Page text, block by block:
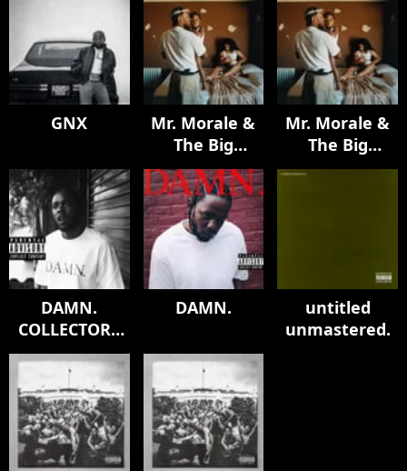
GNX
Mr. Morale &
The Big
Steppers
Mr. Morale &
The Big
Steppers
DAMN.
COLLECTORS
EDITION.
DAMN.
untitled
unmastered.